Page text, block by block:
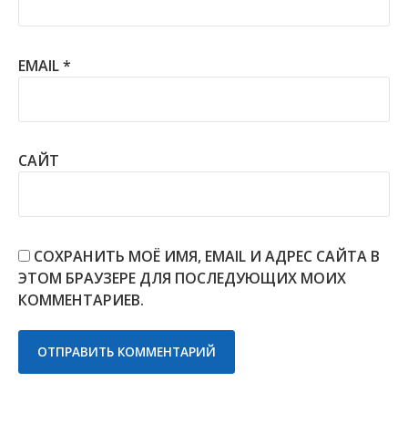
EMAIL*
САЙТ
СОХРАНИТЬ МОЁ ИМЯ, EMAIL И АДРЕС САЙТА В
ЭТОМ БРАУЗЕРЕ ДЛЯ ПОСЛЕДУЮЩИХ МОИХ
КОММЕНТАРИЕВ.